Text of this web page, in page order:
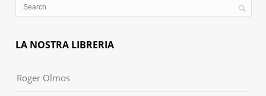
LA NOSTRA LIBRERIA
Roger Olmos